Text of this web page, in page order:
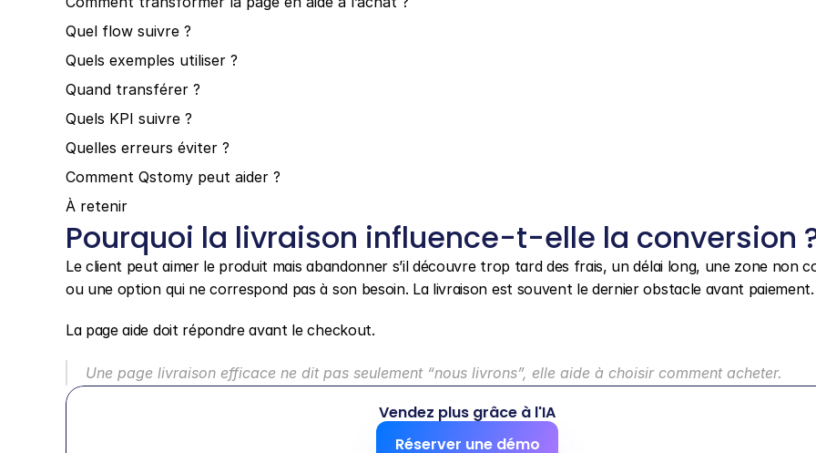
Quel flow suivre ?
Quels exemples utiliser ?
Quand transférer ?
Quels KPI suivre ?
Quelles erreurs éviter ?
Comment Qstomy peut aider ?
À retenir
Pourquoi la livraison influence-t-elle la conversion
Le client peut aimer le produit mais abandonner s’il découvre trop tard des frais, un délai long, une zone non
ou une option qui ne correspond pas à son besoin. La livraison est souvent le dernier obstacle avant paiement.
La page aide doit répondre avant le checkout.
Une page livraison efficace ne dit pas seulement “nous livrons”, elle aide à choisir comment acheter.
Vendez plus grâce à l'IA
Réserver une démo